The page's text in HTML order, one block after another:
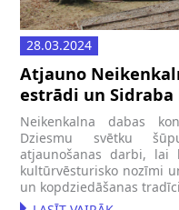
28.03.2024
Atjauno
estrādi un Sidraba
Neikenkalna dabas
Dziesmu svētku
atjaunošanas darbi, lai
kultūrvēsturisko nozīmi
un kopdziedāšanas